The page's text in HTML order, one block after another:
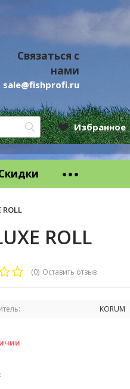
Связаться с
нами
sale@fishprofi.ru
Избранное
ROLL
(0) Оставить отзыв
KORUM